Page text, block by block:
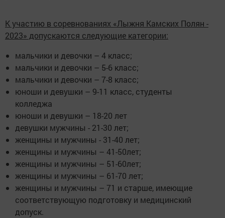
К участию в соревнованиях «Лыжня Камских Полян -
2023» допускаются следующие категории:
мальчики и девочки – 4 класс;
мальчики и девочки – 5-6 класс;
мальчики и девочки – 7-8 класс;
юноши и девушки – 9-11 класс, студенты
колледжа
юноши и девушки – 18-20 лет
девушки мужчины - 21-30 лет;
женщины и мужчины - 31-40 лет;
женщины и мужчины – 41-50лет;
женщины и мужчины – 51-60лет;
женщины и мужчины – 61-70 лет;
женщины и мужчины – 71 и старше, имеющие
соответствующую подготовку и медицинский
допуск.